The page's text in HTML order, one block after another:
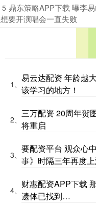
5 鼎东策略APP下载 曝李
想要开演唱会一直失败
1、
易云达配资 年龄越
该学习的地方！
2、
三万配资 20周年贺
将重启
3、
要配资平台 观众心
事》时隔三年再度
4、
财惠配资APP下载
遗体已找到…